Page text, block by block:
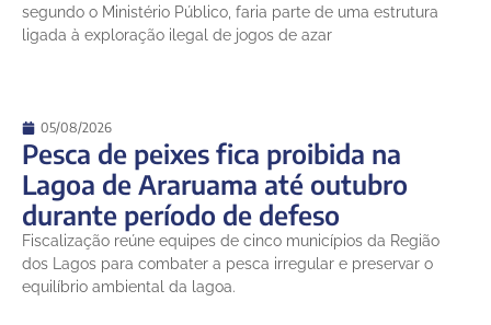
segundo o Ministério Público, faria parte de uma estrutura
ligada à exploração ilegal de jogos de azar
05/08/2026
Pesca de peixes fica proibida na
Lagoa de Araruama até outubro
durante período de defeso
Fiscalização reúne equipes de cinco municípios da Região
dos Lagos para combater a pesca irregular e preservar o
equilíbrio ambiental da lagoa.